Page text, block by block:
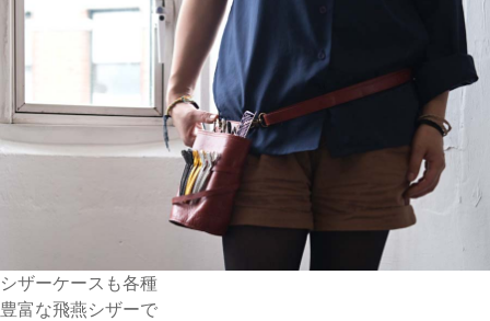
シザーケースも各種
豊富な飛燕シザーで